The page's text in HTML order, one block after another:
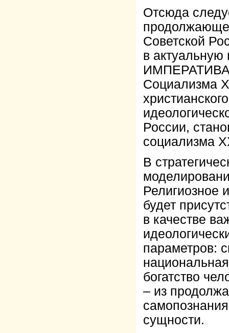
Отсюда
Советской
в
ИМПЕРАТИВА
Социализма
России,
социализма
В
Религиозное
будет
в качестве
параметров:
богатство
– из
сущности.